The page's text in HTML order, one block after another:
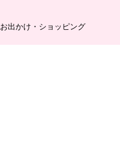
お出かけ・ショッピング